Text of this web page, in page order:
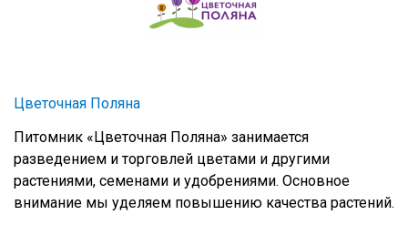
Цветочная Поляна
Питомник «Цветочная Поляна» занимается
разведением и торговлей цветами и другими
растениями, семенами и удобрениями. Основное
внимание мы уделяем повышению качества растений.